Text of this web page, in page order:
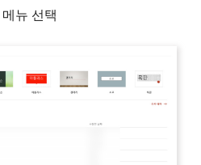
메뉴 선택